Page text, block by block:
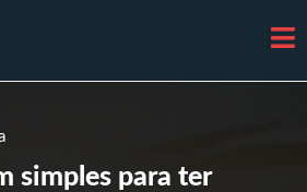
simples para ter